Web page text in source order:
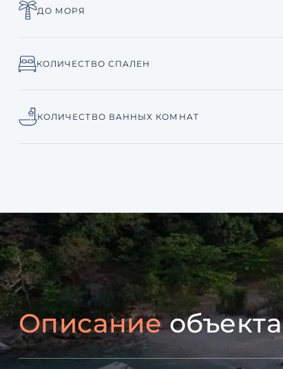
ДО МОРЯ
КОЛИЧЕСТВО СПАЛЕН
КОЛИЧЕСТВО ВАННЫХ КОМНАТ
Описаниеобъекта